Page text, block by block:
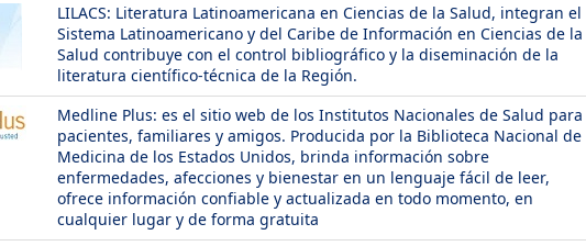
LILACS: Literatura Latinoamericana en Ciencias de la Salud, integran el
Sistema Latinoamericano y del Caribe de Información en Ciencias de la
Salud contribuye con el control bibliográfico y la diseminación de la
literatura científico-técnica de la Región.
Medline Plus: es el sitio web de los Institutos Nacionales de Salud para
pacientes, familiares y amigos. Producida por la Biblioteca Nacional de
Medicina de los Estados Unidos, brinda información sobre
enfermedades, afecciones y bienestar en un lenguaje fácil de leer,
ofrece información confiable y actualizada en todo momento, en
cualquier lugar y de forma gratuita